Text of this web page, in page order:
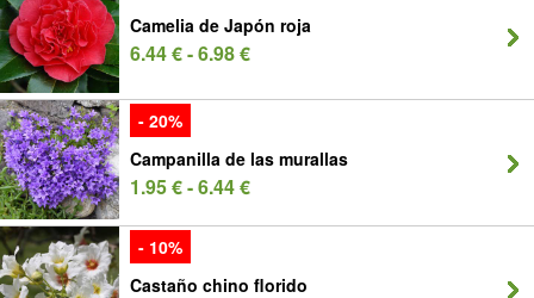
Camelia de Japón roja
6.44 € - 6.98 €
- 20%
Campanilla de las murallas
1.95 € - 6.44 €
- 10%
Castaño chino florido